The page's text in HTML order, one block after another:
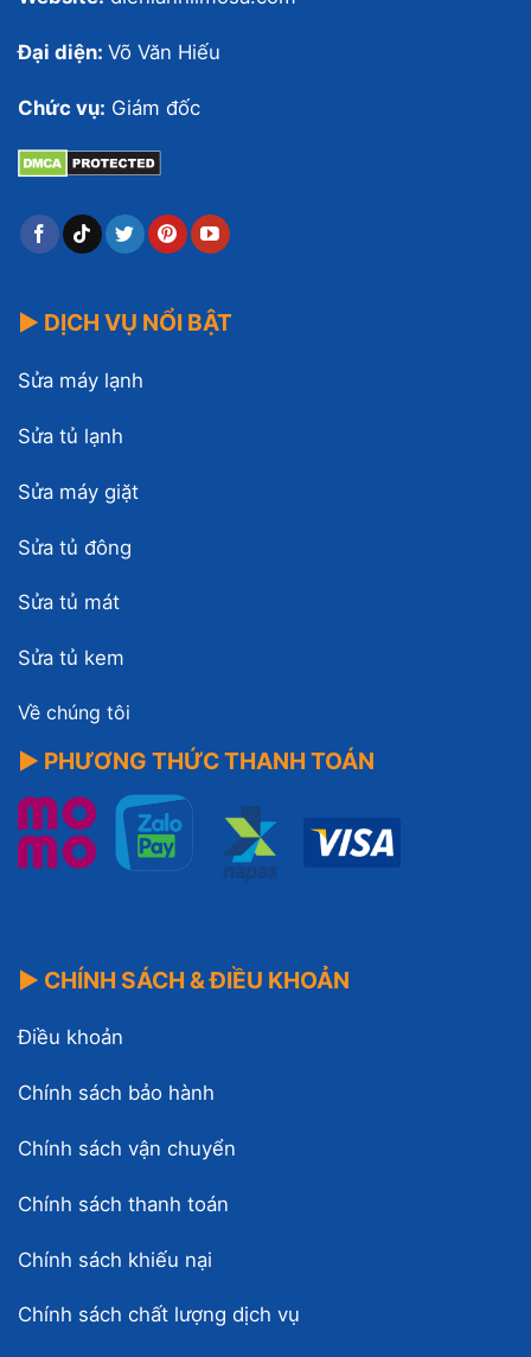
Đại diện: Võ Văn Hiếu
Chức vụ: Giám đốc
▶ DỊCH VỤ NỔI BẬT
Sửa máy lạnh
Sửa tủ lạnh
Sửa máy giặt
Sửa tủ đông
Sửa tủ mát
Sửa tủ kem
Về chúng tôi
▶ PHƯƠNG THỨC THANH TOÁN
▶ CHÍNH SÁCH & ĐIỀU KHOẢN
Điều khoản
Chính sách bảo hành
Chính sách vận chuyển
Chính sách thanh toán
Chính sách khiếu nại
Chính sách chất lượng dịch vụ